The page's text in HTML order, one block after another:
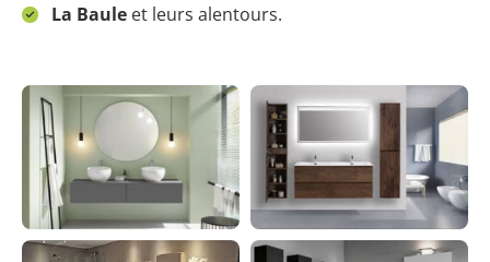
La Baule et leurs alentours.